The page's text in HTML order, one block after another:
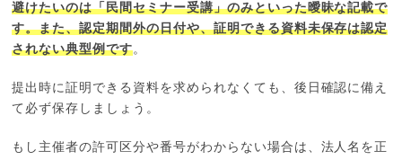
避けたいのは「民間セミナー受講」のみといった曖昧な記載で
す。また、認定期間外の日付や、証明できる資料未保存は認定
されない典型例です。
提出時に証明できる資料を求められなくても、後日確認に備え
て必ず保存しましょう。
もし主催者の許可区分や番号がわからない場合は、法人名を正